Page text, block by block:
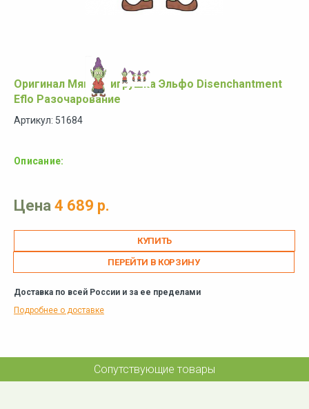
Оригинал Мягкая игрушка Эльфо Disenchantment
Eflo Разочарование
Артикул: 51684
Описание:
Цена 4 689 р.
ПЕРЕЙТИ В КОРЗИНУ
Доставка по всей России и за ее пределами
Подробнее о доставке
Сопутствующие товары